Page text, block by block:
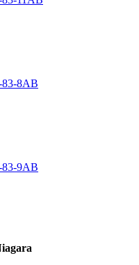
83-8AB
83-9AB